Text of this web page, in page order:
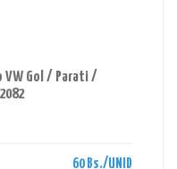
VW Gol / Parati /
60 Bs./UNID